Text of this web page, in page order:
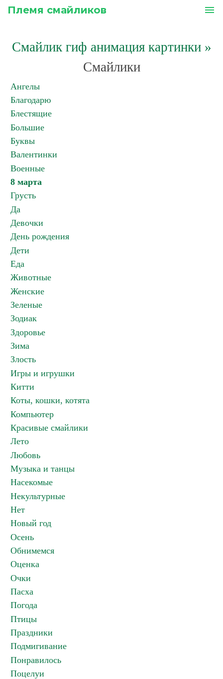
Племя смайликов menu
Смайлик гиф анимация картинки»
Смайлики
Ангелы
Благодарю
Блестящие
Большие
Буквы
Валентинки
Военные
8 марта
Грусть
Да
Девочки
День рождения
Дети
Еда
Животные
Женские
Зеленые
Зодиак
Здоровье
Зима
Злость
Игры и игрушки
Китти
Коты, кошки, котята
Компьютер
Красивые смайлики
Лето
Любовь
Музыка и танцы
Насекомые
Некультурные
Нет
Новый год
Осень
Обнимемся
Оценка
Очки
Пасха
Погода
Птицы
Праздники
Подмигивание
Понравилось
Поцелуи